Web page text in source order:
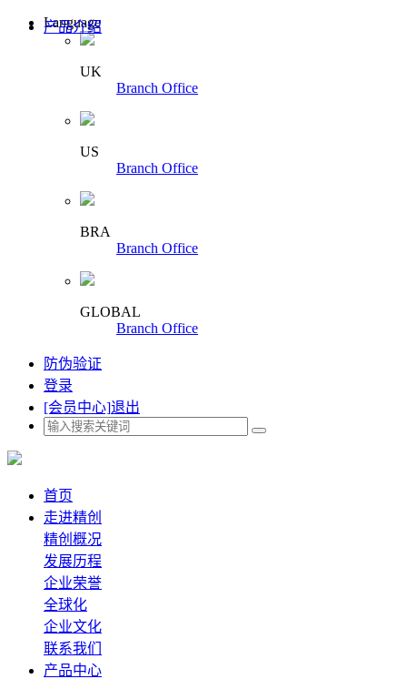
Language
UK
Branch Office
US
Branch Office
BRA
Branch Office
GLOBAL
Branch Office
防伪验证
登录
[会员中心]退出
首页
走进精创
精创概况
发展历程
企业荣誉
全球化
企业文化
联系我们
产品中心
产品介绍